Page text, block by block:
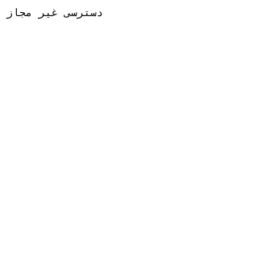
دسترسی غیر مجاز